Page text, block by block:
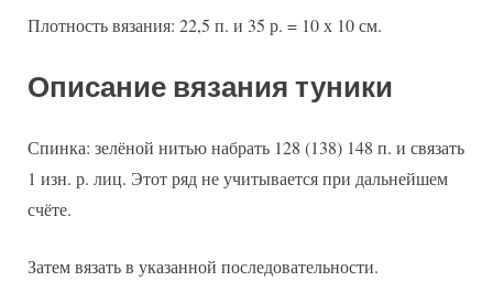
Плотность вязания: 22,5 п. и 35 р. = 10 х 10 см.
Описание вязания туники
Спинка: зелёной нитью набрать 128 (138) 148 п. и связать
1 изн. р. лиц. Этот ряд не учитывается при дальнейшем
счёте.
Затем вязать в указанной последовательности.